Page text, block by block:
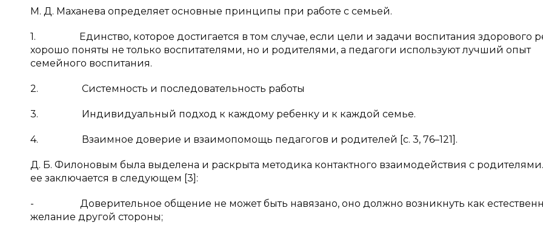
М. Д. Маханева определяет основные принципы при работе с семьей.
1. Единство, которое достигается в том случае, если цели и задачи воспитания здорового
хорошо поняты не только воспитателями, но и родителями, а педагоги используют лучший опыт
семейного воспитания.
2. Системность и последовательность работы
3. Индивидуальный подход к каждому ребенку и к каждой семье.
4. Взаимное доверие и взаимопомощь педагогов и родителей [с. 3, 76–121].
Д. Б. Филоновым была выделена и раскрыта методика контактного взаимодействия с родителями.
ее заключается в следующем [3]:
- Доверительное общение не может быть навязано, оно должно возникнуть как
желание другой стороны;